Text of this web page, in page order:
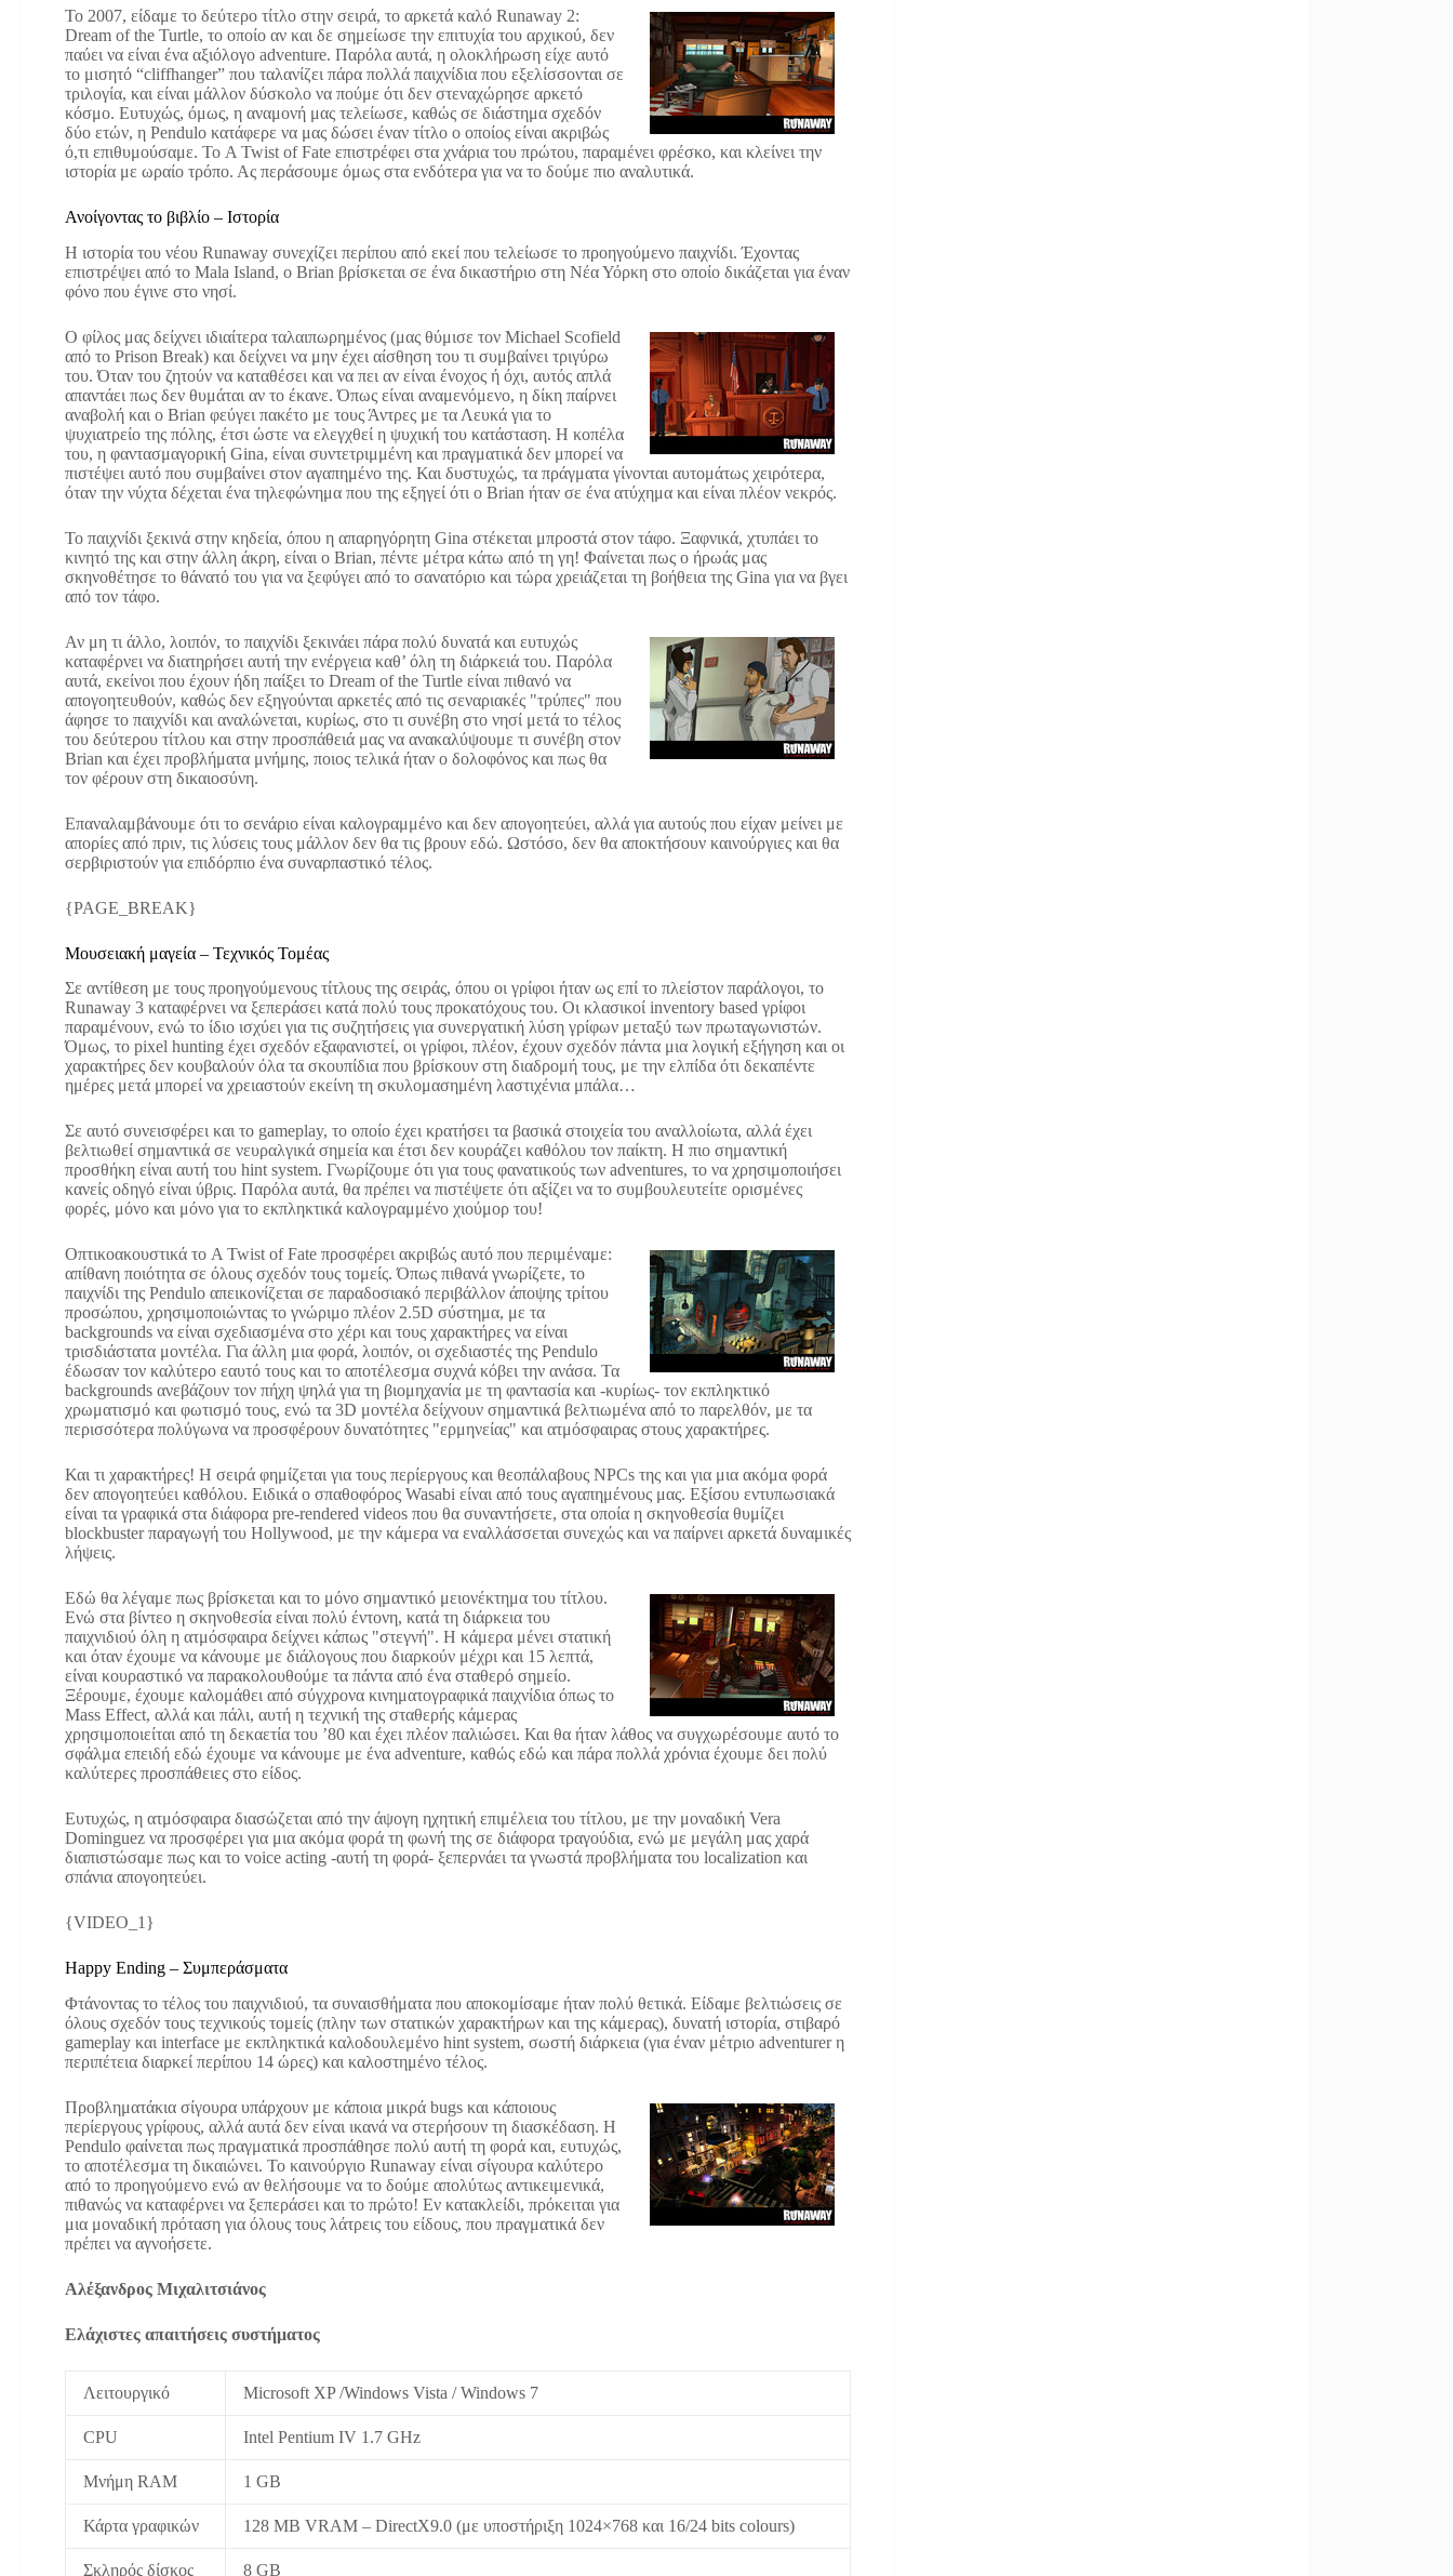
Το 2007, είδαμε το δεύτερο τίτλο στην σειρά, το αρκετά καλό Runaway 2:
Dream of the Turtle, το οποίο αν και δε σημείωσε την επιτυχία του αρχικού, δεν
παύει να είναι ένα αξιόλογο adventure. Παρόλα αυτά, η ολοκλήρωση είχε αυτό
το μισητό “cliffhanger” που ταλανίζει πάρα πολλά παιχνίδια που εξελίσσονται σε
τριλογία, και είναι μάλλον δύσκολο να πούμε ότι δεν στεναχώρησε αρκετό
κόσμο. Ευτυχώς, όμως, η αναμονή μας τελείωσε, καθώς σε διάστημα σχεδόν
δύο ετών, η Pendulο κατάφερε να μας δώσει έναν τίτλο ο οποίος είναι ακριβώς
ό,τι επιθυμούσαμε. Το A Twist of Fate επιστρέφει στα χνάρια του πρώτου, παραμένει φρέσκο, και κλείνει την
ιστορία με ωραίο τρόπο. Ας περάσουμε όμως στα ενδότερα για να το δούμε πιο αναλυτικά.
Ανοίγοντας το βιβλίο – Ιστορία
Η ιστορία του νέου Runaway συνεχίζει περίπου από εκεί που τελείωσε το προηγούμενο παιχνίδι. Έχοντας
επιστρέψει από τo Mala Island, ο Brian βρίσκεται σε ένα δικαστήριο στη Νέα Υόρκη στο οποίο δικάζεται για έναν
φόνο που έγινε στο νησί.
Ο φίλος μας δείχνει ιδιαίτερα ταλαιπωρημένος (μας θύμισε τον Michael Scofield
από το Prison Break) και δείχνει να μην έχει αίσθηση του τι συμβαίνει τριγύρω
του. Όταν του ζητούν να καταθέσει και να πει αν είναι ένοχος ή όχι, αυτός απλά
απαντάει πως δεν θυμάται αν το έκανε. Όπως είναι αναμενόμενο, η δίκη παίρνει
αναβολή και ο Brian φεύγει πακέτο με τους Άντρες με τα Λευκά για το
ψυχιατρείο της πόλης, έτσι ώστε να ελεγχθεί η ψυχική του κατάσταση. Η κοπέλα
του, η φαντασμαγορική Gina, είναι συντετριμμένη και πραγματικά δεν μπορεί να
πιστέψει αυτό που συμβαίνει στον αγαπημένο της. Και δυστυχώς, τα πράγματα γίνονται αυτομάτως χειρότερα,
όταν την νύχτα δέχεται ένα τηλεφώνημα που της εξηγεί ότι ο Brian ήταν σε ένα ατύχημα και είναι πλέον νεκρός.
Το παιχνίδι ξεκινά στην κηδεία, όπου η απαρηγόρητη Gina στέκεται μπροστά στον τάφο. Ξαφνικά, χτυπάει το
κινητό της και στην άλλη άκρη, είναι ο Brian, πέντε μέτρα κάτω από τη γη! Φαίνεται πως ο ήρωάς μας
σκηνοθέτησε το θάνατό του για να ξεφύγει από το σανατόριο και τώρα χρειάζεται τη βοήθεια της Gina για να βγει
από τον τάφο.
Αν μη τι άλλο, λοιπόν, το παιχνίδι ξεκινάει πάρα πολύ δυνατά και ευτυχώς
καταφέρνει να διατηρήσει αυτή την ενέργεια καθ’ όλη τη διάρκειά του. Παρόλα
αυτά, εκείνοι που έχουν ήδη παίξει το Dream of the Turtle είναι πιθανό να
απογοητευθούν, καθώς δεν εξηγούνται αρκετές από τις σεναριακές "τρύπες" που
άφησε το παιχνίδι και αναλώνεται, κυρίως, στο τι συνέβη στο νησί μετά το τέλος
του δεύτερου τίτλου και στην προσπάθειά μας να ανακαλύψουμε τι συνέβη στον
Brian και έχει προβλήματα μνήμης, ποιος τελικά ήταν ο δολοφόνος και πως θα
τον φέρουν στη δικαιοσύνη.
Επαναλαμβάνουμε ότι το σενάριο είναι καλογραμμένο και δεν απογοητεύει, αλλά για αυτούς που είχαν μείνει με
απορίες από πριν, τις λύσεις τους μάλλον δεν θα τις βρουν εδώ. Ωστόσο, δεν θα αποκτήσουν καινούργιες και θα
σερβιριστούν για επιδόρπιο ένα συναρπαστικό τέλος.
{PAGE_BREAK}
Μουσειακή μαγεία – Τεχνικός Τομέας
Σε αντίθεση με τους προηγούμενους τίτλους της σειράς, όπου οι γρίφοι ήταν ως επί το πλείστον παράλογοι, το
Runaway 3 καταφέρνει να ξεπεράσει κατά πολύ τους προκατόχους του. Οι κλασικοί inventory based γρίφοι
παραμένουν, ενώ το ίδιο ισχύει για τις συζητήσεις για συνεργατική λύση γρίφων μεταξύ των πρωταγωνιστών.
Όμως, το pixel hunting έχει σχεδόν εξαφανιστεί, οι γρίφοι, πλέον, έχουν σχεδόν πάντα μια λογική εξήγηση και οι
χαρακτήρες δεν κουβαλούν όλα τα σκουπίδια που βρίσκουν στη διαδρομή τους, με την ελπίδα ότι δεκαπέντε
ημέρες μετά μπορεί να χρειαστούν εκείνη τη σκυλομασημένη λαστιχένια μπάλα…
Σε αυτό συνεισφέρει και το gameplay, το οποίο έχει κρατήσει τα βασικά στοιχεία του αναλλοίωτα, αλλά έχει
βελτιωθεί σημαντικά σε νευραλγικά σημεία και έτσι δεν κουράζει καθόλου τον παίκτη. Η πιο σημαντική
προσθήκη είναι αυτή του hint system. Γνωρίζουμε ότι για τους φανατικούς των adventures, το να χρησιμοποιήσει
κανείς οδηγό είναι ύβρις. Παρόλα αυτά, θα πρέπει να πιστέψετε ότι αξίζει να το συμβουλευτείτε ορισμένες
φορές, μόνο και μόνο για το εκπληκτικά καλογραμμένο χιούμορ του!
Οπτικοακουστικά το A Twist of Fate προσφέρει ακριβώς αυτό που περιμέναμε:
απίθανη ποιότητα σε όλους σχεδόν τους τομείς. Όπως πιθανά γνωρίζετε, το
παιχνίδι της Pendulo απεικονίζεται σε παραδοσιακό περιβάλλον άποψης τρίτου
προσώπου, χρησιμοποιώντας το γνώριμο πλέον 2.5D σύστημα, με τα
backgrounds να είναι σχεδιασμένα στο χέρι και τους χαρακτήρες να είναι
τρισδιάστατα μοντέλα. Για άλλη μια φορά, λοιπόν, οι σχεδιαστές της Pendulο
έδωσαν τον καλύτερο εαυτό τους και το αποτέλεσμα συχνά κόβει την ανάσα. Τα
backgrounds ανεβάζουν τον πήχη ψηλά για τη βιομηχανία με τη φαντασία και -κυρίως- τον εκπληκτικό
χρωματισμό και φωτισμό τους, ενώ τα 3D μοντέλα δείχνουν σημαντικά βελτιωμένα από το παρελθόν, με τα
περισσότερα πολύγωνα να προσφέρουν δυνατότητες "ερμηνείας" και ατμόσφαιρας στους χαρακτήρες.
Και τι χαρακτήρες! Η σειρά φημίζεται για τους περίεργους και θεοπάλαβους NPCs της και για μια ακόμα φορά
δεν απογοητεύει καθόλου. Ειδικά ο σπαθοφόρος Wasabi είναι από τους αγαπημένους μας. Εξίσου εντυπωσιακά
είναι τα γραφικά στα διάφορα pre-rendered videos που θα συναντήσετε, στα οποία η σκηνοθεσία θυμίζει
blockbuster παραγωγή του Hollywood, με την κάμερα να εναλλάσσεται συνεχώς και να παίρνει αρκετά δυναμικές
λήψεις.
Εδώ θα λέγαμε πως βρίσκεται και το μόνο σημαντικό μειονέκτημα του τίτλου.
Ενώ στα βίντεο η σκηνοθεσία είναι πολύ έντονη, κατά τη διάρκεια του
παιχνιδιού όλη η ατμόσφαιρα δείχνει κάπως "στεγνή". Η κάμερα μένει στατική
και όταν έχουμε να κάνουμε με διάλογους που διαρκούν μέχρι και 15 λεπτά,
είναι κουραστικό να παρακολουθούμε τα πάντα από ένα σταθερό σημείο.
Ξέρουμε, έχουμε καλομάθει από σύγχρονα κινηματογραφικά παιχνίδια όπως το
Mass Effect, αλλά και πάλι, αυτή η τεχνική της σταθερής κάμερας
χρησιμοποιείται από τη δεκαετία του ’80 και έχει πλέον παλιώσει. Και θα ήταν λάθος να συγχωρέσουμε αυτό το
σφάλμα επειδή εδώ έχουμε να κάνουμε με ένα adventure, καθώς εδώ και πάρα πολλά χρόνια έχουμε δει πολύ
καλύτερες προσπάθειες στο είδος.
Ευτυχώς, η ατμόσφαιρα διασώζεται από την άψογη ηχητική επιμέλεια του τίτλου, με την μοναδική Vera
Dominguez να προσφέρει για μια ακόμα φορά τη φωνή της σε διάφορα τραγούδια, ενώ με μεγάλη μας χαρά
διαπιστώσαμε πως και το voice acting -αυτή τη φορά- ξεπερνάει τα γνωστά προβλήματα του localization και
σπάνια απογοητεύει.
{VIDEO_1}
Happy Ending – Συμπεράσματα
Φτάνοντας το τέλος του παιχνιδιού, τα συναισθήματα που αποκομίσαμε ήταν πολύ θετικά. Είδαμε βελτιώσεις σε
όλους σχεδόν τους τεχνικούς τομείς (πλην των στατικών χαρακτήρων και της κάμερας), δυνατή ιστορία, στιβαρό
gameplay και interface με εκπληκτικά καλοδουλεμένο hint system, σωστή διάρκεια (για έναν μέτριο adventurer η
περιπέτεια διαρκεί περίπου 14 ώρες) και καλοστημένο τέλος.
Προβληματάκια σίγουρα υπάρχουν με κάποια μικρά bugs και κάποιους
περίεργους γρίφους, αλλά αυτά δεν είναι ικανά να στερήσουν τη διασκέδαση. Η
Pendulο φαίνεται πως πραγματικά προσπάθησε πολύ αυτή τη φορά και, ευτυχώς,
το αποτέλεσμα τη δικαιώνει. Το καινούργιο Runaway είναι σίγουρα καλύτερο
από το προηγούμενο ενώ αν θελήσουμε να το δούμε απολύτως αντικειμενικά,
πιθανώς να καταφέρνει να ξεπεράσει και το πρώτο! Εν κατακλείδι, πρόκειται για
μια μοναδική πρόταση για όλους τους λάτρεις του είδους, που πραγματικά δεν
πρέπει να αγνοήσετε.
Αλέξανδρος Μιχαλιτσιάνος
Ελάχιστες απαιτήσεις συστήματος
Λειτουργικό Microsoft XP /Windows Vista / Windows 7
CPU Intel Pentium IV 1.7 GHz
Μνήμη RAM 1 GB
Κάρτα γραφικών 128 MB VRAM – DirectX9.0 (με υποστήριξη 1024×768 και 16/24 bits colours)
Σκληρός δίσκος 8 GB